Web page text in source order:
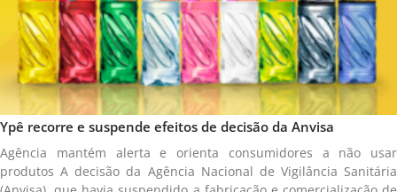
Ypê recorre e suspende efeitos de decisão da Anvisa
Agência mantém alerta e orienta consumidores a não usar
produtos A decisão da Agência Nacional de Vigilância Sanitária